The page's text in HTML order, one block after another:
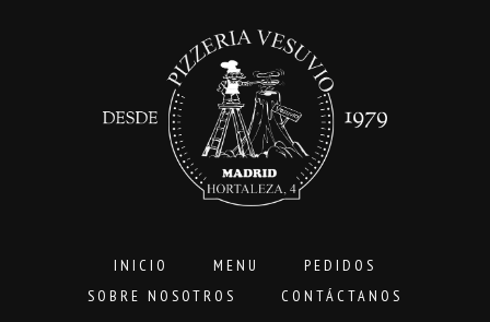
INICIO MENU
PEDIDOS
SOBRE NOSOTROS
CONTÁCTANOS